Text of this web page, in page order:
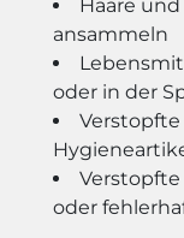
Haare
ansammeln
oder in der
oder